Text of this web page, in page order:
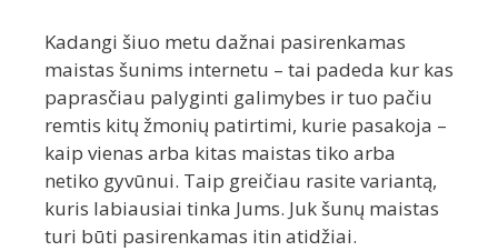
Kadangi šiuo metu dažnai pasirenkamas
maistas šunims internetu – tai padeda kur kas
paprasčiau palyginti galimybes ir tuo pačiu
remtis kitų žmonių patirtimi, kurie pasakoja –
kaip vienas arba kitas maistas tiko arba
netiko gyvūnui. Taip greičiau rasite variantą,
kuris labiausiai tinka Jums. Juk šunų maistas
turi būti pasirenkamas itin atidžiai.